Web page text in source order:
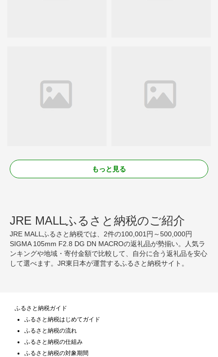
もっと見る
JRE MALLふるさと納税のご紹介
JRE MALLふるさと納税では、2件の100,001円～500,000円
SIGMA 105mm F2.8 DG DN MACROの返礼品が勢揃い。人気ラ
ンキングや地域・寄付金額で比較して、自分に合う返礼品を安心
して選べます。JR東日本が運営するふるさと納税サイト。
ふるさと納税ガイド
ふるさと納税はじめてガイド
ふるさと納税の流れ
ふるさと納税の仕組み
ふるさと納税の対象期間